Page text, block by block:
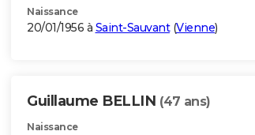
Naissance
20/01/1956 à Saint-Sauvant(Vienne)
Guillaume BELLIN (47 ans)
Naissance